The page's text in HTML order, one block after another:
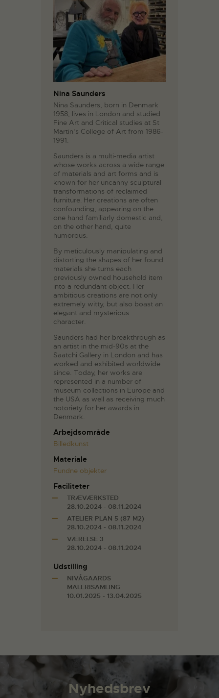
Nina Saunders
Nina Saunders, born in Denmark
1958, lives in London and studied
Fine Art and Critical studies at St
Martin’s College of Art from 1986-
1991.
Saunders is a multi-media artist
whose works across a wide range
of materials and art forms and is
known for her uncanny sculptural
transformations of reclaimed
furniture. Her creations are often
confounding, appearing on the
one hand familiarly domestic and,
on the other hand, quite
humorous.
By meticulously manipulating and
distorting the shapes of her found
materials she turns each
previously owned household item
into a redundant object. Her
ambitious creations are not only
extremely witty, but also boast an
elegant and mysterious
character.
Saunders had her breakthrough as
an artist in the mid-90s at the
Saatchi Gallery in London and has
worked and exhibited worldwide
since. Today, her works are
represented in a number of
museum collections in Europe and
the USA as well as receiving much
notoriety for her awards in
Denmark.
Arbejdsområde
Billedkunst
Materiale
Fundne objekter
Faciliteter
TRÆVÆRKSTED
28.10.2024 - 08.11.2024
ATELIER PLAN 5 (87 M2)
28.10.2024 - 08.11.2024
VÆRELSE 3
28.10.2024 - 08.11.2024
Udstilling
NIVÅGAARDS
MALERISAMLING
10.01.2025 - 13.04.2025
Nyhedsbrev